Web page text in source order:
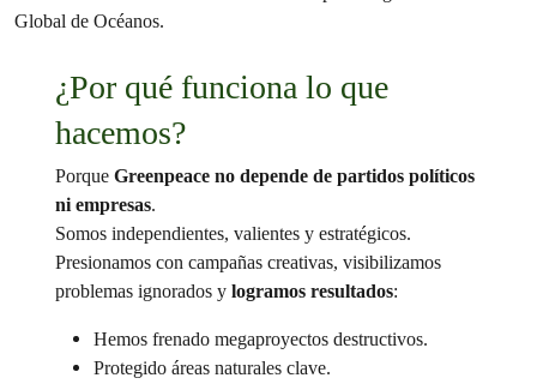
¿Por qué funciona lo que
hacemos?
Porque Greenpeace no depende de partidos políticos
ni empresas.
Somos independientes, valientes y estratégicos.
Presionamos con campañas creativas, visibilizamos
problemas ignorados y logramos resultados:
Hemos frenado megaproyectos destructivos.
Protegido áreas naturales clave.